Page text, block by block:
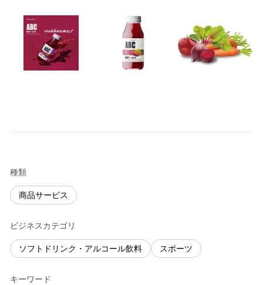
種類
商品サービス
ビジネスカテゴリ
ソフトドリンク・アルコール飲料 スポーツ
キーワード